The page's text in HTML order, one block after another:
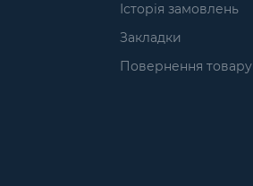
Історія замовлень
Закладки
Повернення товару